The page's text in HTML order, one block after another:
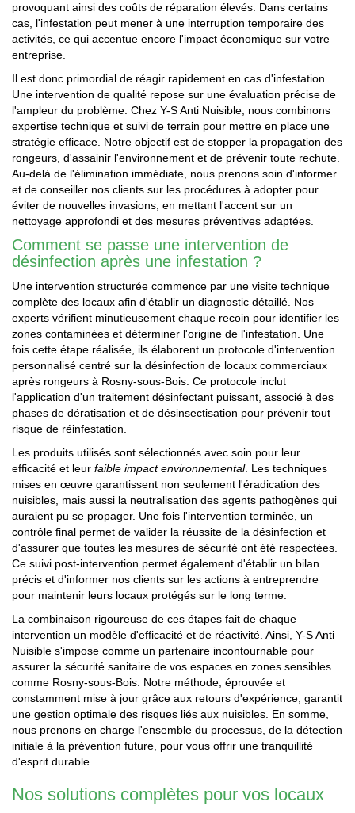
provoquant ainsi des coûts de réparation élevés. Dans certains
cas, l'infestation peut mener à une interruption temporaire des
activités, ce qui accentue encore l'impact économique sur votre
entreprise.
Il est donc primordial de réagir rapidement en cas d'infestation.
Une intervention de qualité repose sur une évaluation précise de
l'ampleur du problème. Chez Y-S Anti Nuisible, nous combinons
expertise technique et suivi de terrain pour mettre en place une
stratégie efficace. Notre objectif est de stopper la propagation des
rongeurs, d'assainir l'environnement et de prévenir toute rechute.
Au-delà de l'élimination immédiate, nous prenons soin d'informer
et de conseiller nos clients sur les procédures à adopter pour
éviter de nouvelles invasions, en mettant l'accent sur un
nettoyage approfondi et des mesures préventives adaptées.
Comment se passe une intervention de
désinfection après une infestation ?
Une intervention structurée commence par une visite technique
complète des locaux afin d'établir un diagnostic détaillé. Nos
experts vérifient minutieusement chaque recoin pour identifier les
zones contaminées et déterminer l'origine de l'infestation. Une
fois cette étape réalisée, ils élaborent un protocole d'intervention
personnalisé centré sur la désinfection de locaux commerciaux
après rongeurs à Rosny-sous-Bois. Ce protocole inclut
l'application d'un traitement désinfectant puissant, associé à des
phases de dératisation et de désinsectisation pour prévenir tout
risque de réinfestation.
Les produits utilisés sont sélectionnés avec soin pour leur
efficacité et leur faible impact environnemental. Les techniques
mises en œuvre garantissent non seulement l'éradication des
nuisibles, mais aussi la neutralisation des agents pathogènes qui
auraient pu se propager. Une fois l'intervention terminée, un
contrôle final permet de valider la réussite de la désinfection et
d'assurer que toutes les mesures de sécurité ont été respectées.
Ce suivi post-intervention permet également d'établir un bilan
précis et d'informer nos clients sur les actions à entreprendre
pour maintenir leurs locaux protégés sur le long terme.
La combinaison rigoureuse de ces étapes fait de chaque
intervention un modèle d'efficacité et de réactivité. Ainsi, Y-S Anti
Nuisible s'impose comme un partenaire incontournable pour
assurer la sécurité sanitaire de vos espaces en zones sensibles
comme Rosny-sous-Bois. Notre méthode, éprouvée et
constamment mise à jour grâce aux retours d'expérience, garantit
une gestion optimale des risques liés aux nuisibles. En somme,
nous prenons en charge l'ensemble du processus, de la détection
initiale à la prévention future, pour vous offrir une tranquillité
d'esprit durable.
Nos solutions complètes pour vos locaux